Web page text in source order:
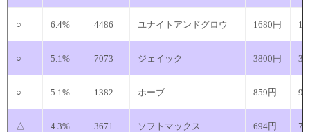
○ 6.4% 4486 ユナイトアンドグロウ 1680円
○ 5.1% 7073 ジェイック 3800円
○ 5.1% 1382 ホーブ 859円
△ 4.3% 3671 ソフトマックス 694円